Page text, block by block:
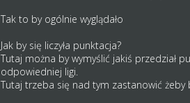
Tak to by ogólnie wyglądało
Jak by się liczyła punktacja?
Tutaj można by wymyślić jakiś przedział
odpowiedniej ligi.
Tutaj trzeba się nad tym zastanowić żeby